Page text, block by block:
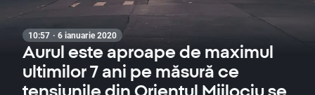
10:57 · 6 ianuarie 2020
Aurul este aproape de maximul
ultimilor 7 ani pe măsură ce
tensiunile din Orientul Mijlociu se